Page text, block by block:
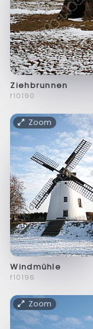
Ziehbrunnen
f10190
Zoom
Windmühle
f10196
Zoom